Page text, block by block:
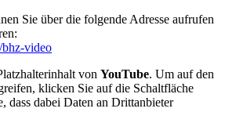
Sie über die folgende Adresse aufrufen
bhz-video
von YouTube. Um auf den
klicken Sie auf die Schaltfläche
dass dabei Daten an Drittanbieter